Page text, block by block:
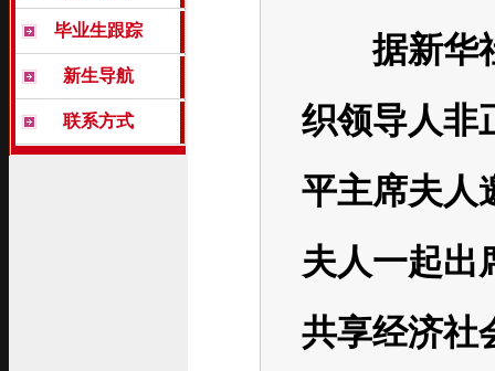
毕业生跟踪
新生导航
联系方式
据新华社
织领导人非
平主席夫人
夫人一起出
共享经济社